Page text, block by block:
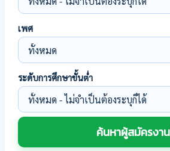
เพศ
ระดับการศึกษาขั้นต่ำ